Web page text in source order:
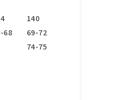
140
68
69-72
74-75